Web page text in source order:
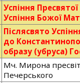
Успіння
Успіння Божої
Післясвято
до
образу (убруса)
Мч. Мирона
Печерського